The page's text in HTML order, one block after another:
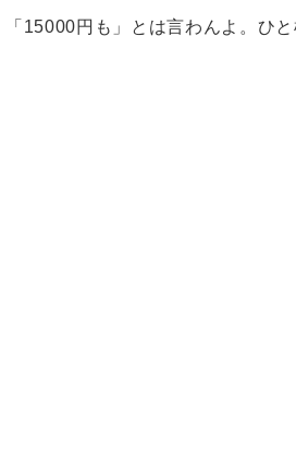
「15000円も」とは言わんよ。ひ